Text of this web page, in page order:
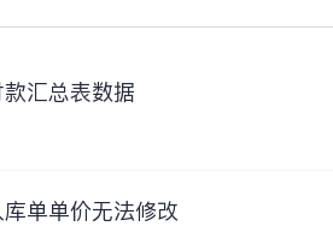
汇总表数据
单单价无法修改